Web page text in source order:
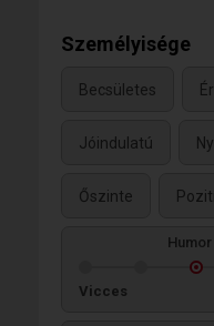
Személyisége
Becsületes
Jóindulatú
Őszinte
Humor
Vicces